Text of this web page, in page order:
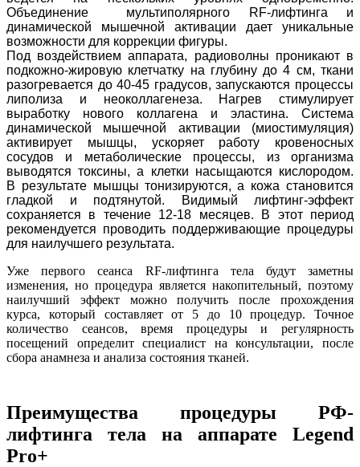
Объединение мультиполярного RF-лифтинга и
динамической мышечной активации дает уникальные
возможности для коррекции фигуры.
Под воздействием аппарата, радиоволны проникают в
подкожно-жировую клетчатку на глубину до 4 см, ткани
разогревается до 40-45 градусов, запускаются процессы
липолиза и неоколлагенеза. Нагрев стимулирует
выработку нового коллагена и эластина. Система
динамической мышечной активации (миостимуляция)
активирует мышцы, ускоряет работу кровеносных
сосудов и метаболические процессы, из организма
выводятся токсины, а клетки насыщаются кислородом.
В результате мышцы тонизируются, а кожа становится
гладкой и подтянутой. Видимый лифтинг-эффект
сохраняется в течение 12-18 месяцев. В этот период
рекомендуется проводить поддерживающие процедуры
для наилучшего результата.
Уже первого сеанса RF-лифтинга тела будут заметны
изменения, но процедура является накопительный, поэтому
наилучший эффект можно получить после прохождения
курса, который составляет от 5 до 10 процедур. Точное
количество сеансов, время процедуры и регулярность
посещений определит специалист на консультации, после
сбора анамнеза и анализа состояния тканей.
Преимущества процедуры РФ-
лифтинга тела на аппарате Legend
Pro+